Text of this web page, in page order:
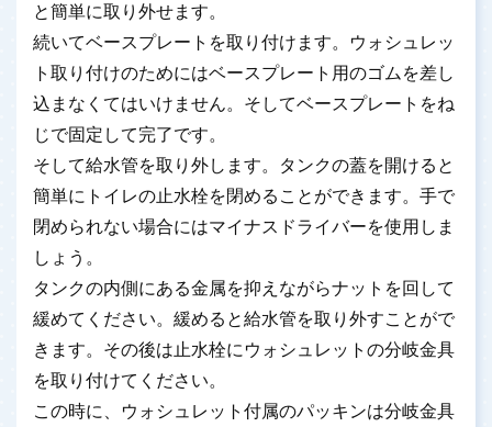
と簡単に取り外せます。
続いてベースプレートを取り付けます。ウォシュレッ
ト取り付けのためにはベースプレート用のゴムを差し
込まなくてはいけません。そしてベースプレートをね
じで固定して完了です。
そして給水管を取り外します。タンクの蓋を開けると
簡単にトイレの止水栓を閉めることができます。手で
閉められない場合にはマイナスドライバーを使用しま
しょう。
タンクの内側にある金属を抑えながらナットを回して
緩めてください。緩めると給水管を取り外すことがで
きます。その後は止水栓にウォシュレットの分岐金具
を取り付けてください。
この時に、ウォシュレット付属のパッキンは分岐金具